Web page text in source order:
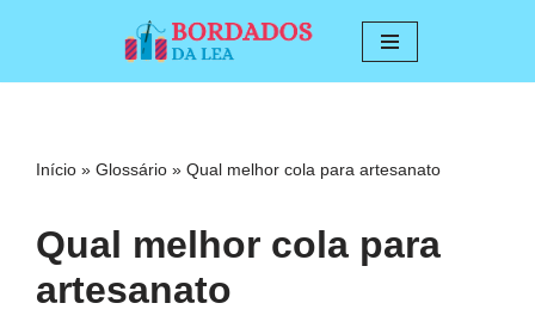
conteúdo
Início » Glossário » Qual melhor cola para artesanato
Qual melhor cola para
artesanato